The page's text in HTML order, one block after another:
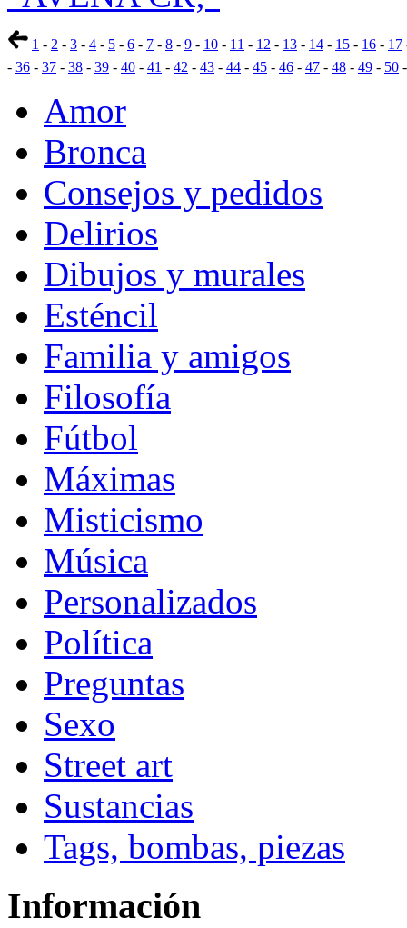
1 - 2 - 3 - 4 - 5 - 6 - 7 - 8 - 9 - 10 - 11 - 12 - 13 - 14 - 15 - 16 - 17
- 36 - 37 - 38 - 39 - 40 - 41 - 42 - 43 - 44 - 45 - 46 - 47 - 48 - 49 - 50
Amor
Bronca
Consejos y pedidos
Delirios
Dibujos y murales
Esténcil
Familia y amigos
Filosofía
Fútbol
Máximas
Misticismo
Música
Personalizados
Política
Preguntas
Sexo
Street art
Sustancias
Tags, bombas, piezas
Información